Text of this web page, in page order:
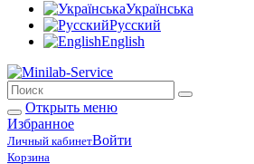
Українська
Русский
English
Открыть меню
Избранное
Личный кабинетВойти
Корзина